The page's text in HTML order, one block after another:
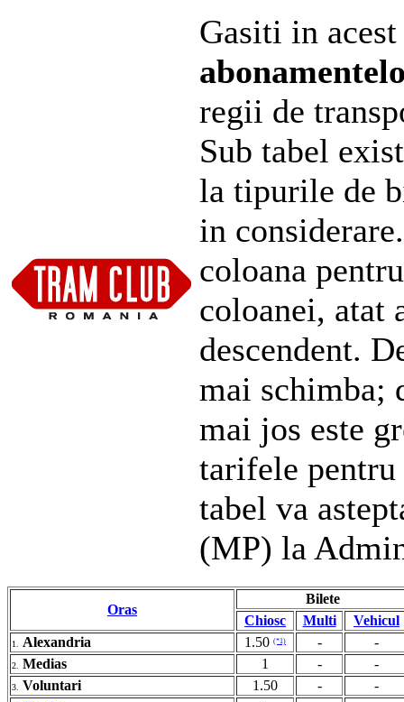
Gasiti in
regii de
Sub tabel
la tipurile de
in
coloana
coloanei, atat
descendent.
mai schimba;
mai jos este
tarifele pentru
tabel va
(MP) la
Oras
Bilete
Chiosc
Multi Vehicul
1. Alexandria 1.50 (*1) - -
2. Medias 1 - -
3. Voluntari 1.50 - -